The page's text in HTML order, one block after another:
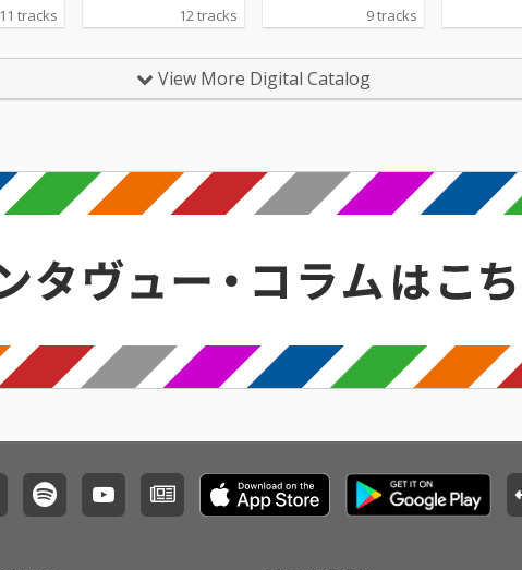
11 tracks 12 tracks 9 tracks
View More Digital Catalog